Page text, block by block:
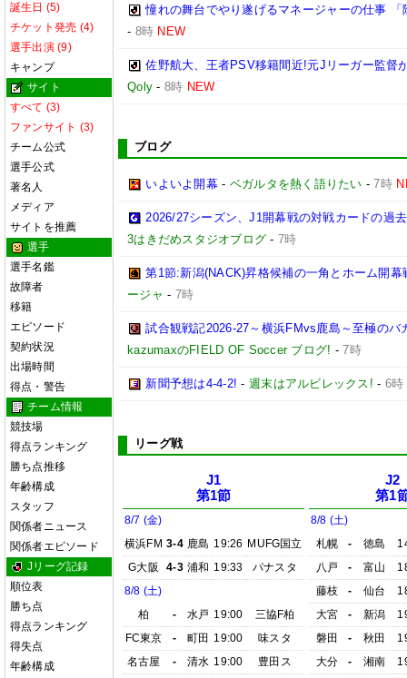
誕生日 (5)
チケット発売 (4)
選手出演 (9)
キャンプ
サイト
すべて (3)
ファンサイト (3)
チーム公式
選手公式
著名人
メディア
サイトを推薦
選手
選手名鑑
故障者
移籍
エピソード
契約状況
出場時間
得点・警告
チーム情報
競技場
得点ランキング
勝ち点推移
年齢構成
スタッフ
関係者ニュース
関係者エピソード
Jリーグ記録
順位表
勝ち点
得点ランキング
得失点
年齢構成
憧れの舞台でやり遂げるマネージャーの仕事
- 8時 NEW
佐野航大、王者PSV移籍間近!元Jリーガー監
Qoly - 8時 NEW
ブログ
いよいよ開幕- ベガルタを熱く語りたい -7時
2026/27シーズン、J1開幕戦の対戦カードの過
3はきだめスタジオブログ -7時
第1節:新潟(NACK)昇格候補の一角とホーム開幕
ージャ - 7時
試合観戦記2026-27～横浜FMvs鹿島～至極の
kazumaxのFIELD OF Soccer ブログ! -7時
新聞予想は4-4-2! -週末はアルビレックス! - 6時
リーグ戦
J1
第1節
8/7 (金)
横浜FM 3-4 鹿島 19:26 MUFG国立
G大阪
4-3 浦和 19:33
パナスタ
8/8 (土)
柏
- 水戸 19:00
三協F柏
FC東京
- 町田 19:00
味スタ
名古屋
- 清水 19:00
豊田ス
J2
第1
8/8 (土)
札幌
- 徳島
八戸
- 富山
藤枝
- 仙台
大宮
- 新潟
磐田
- 秋田
大分
- 湘南